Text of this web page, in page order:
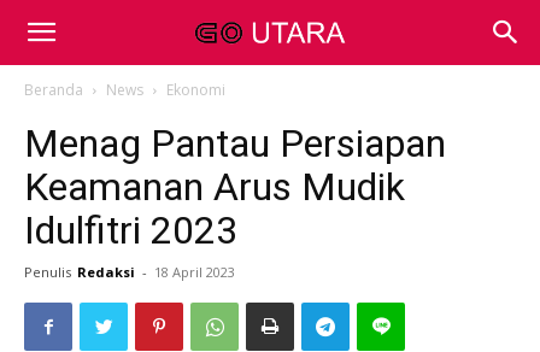
Beranda News Ekonomi
Menag Pantau Persiapan
Keamanan Arus Mudik
Idulfitri 2023
Penulis Redaksi - 18 April 2023